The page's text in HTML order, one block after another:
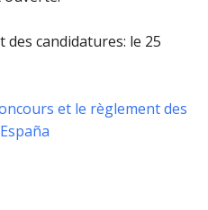
candidatures: le 25
et le règlement des